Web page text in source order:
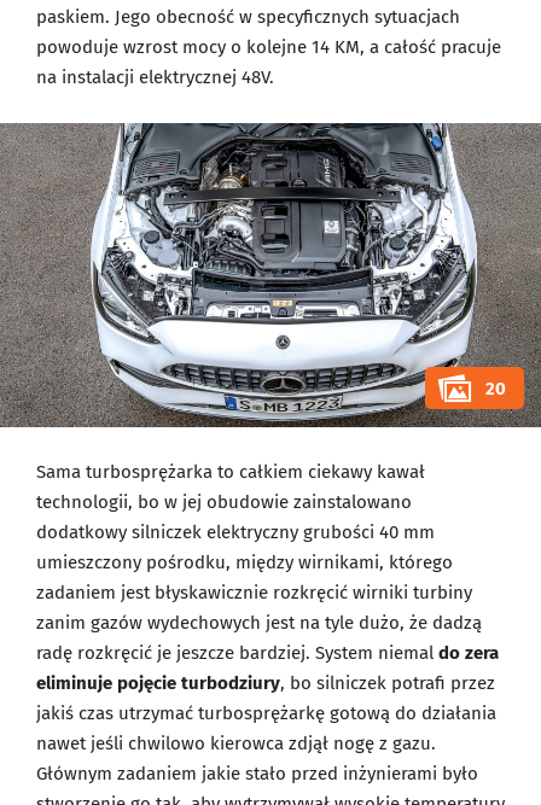
paskiem. Jego obecność w specyficznych sytuacjach
powoduje wzrost mocy o kolejne 14 KM, a całość pracuje
na instalacji elektrycznej 48V.
20
Sama turbosprężarka to całkiem ciekawy kawał
technologii, bo w jej obudowie zainstalowano
dodatkowy silniczek elektryczny grubości 40 mm
umieszczony pośrodku, między wirnikami, którego
zadaniem jest błyskawicznie rozkręcić wirniki turbiny
zanim gazów wydechowych jest na tyle dużo, że dadzą
radę rozkręcić je jeszcze bardziej. System niemal do zera
eliminuje pojęcie turbodziury, bo silniczek potrafi przez
jakiś czas utrzymać turbosprężarkę gotową do działania
nawet jeśli chwilowo kierowca zdjął nogę z gazu.
Głównym zadaniem jakie stało przed inżynierami było